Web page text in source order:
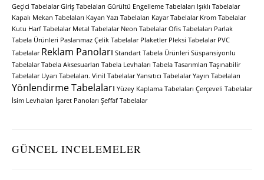
Geçici Tabelalar Giriş Tabelaları Gürültü Engelleme Tabelaları Işıklı Tabelalar
Kapalı Mekan Tabelaları Kayan Yazı Tabelaları Kayar Tabelalar Krom Tabelalar
Kutu Harf Tabelalar Metal Tabelalar Neon Tabelalar Ofis Tabelaları Parlak
Tabela Ürünleri Paslanmaz Çelik Tabelalar Plaketler Pleksi Tabelalar PVC
Tabelalar Reklam Panoları Standart Tabela Ürünleri Süspansiyonlu
Tabelalar Tabela Aksesuarları Tabela Levhaları Tabela Tasarımları Taşınabilir
Tabelalar Uyarı Tabelaları. Vinil Tabelalar Yansıtıcı Tabelalar Yayın Tabelaları
Yönlendirme Tabelaları Yüzey Kaplama Tabelaları Çerçeveli Tabelalar
İsim Levhaları İşaret Panoları Şeffaf Tabelalar
GÜNCEL INCELEMELER